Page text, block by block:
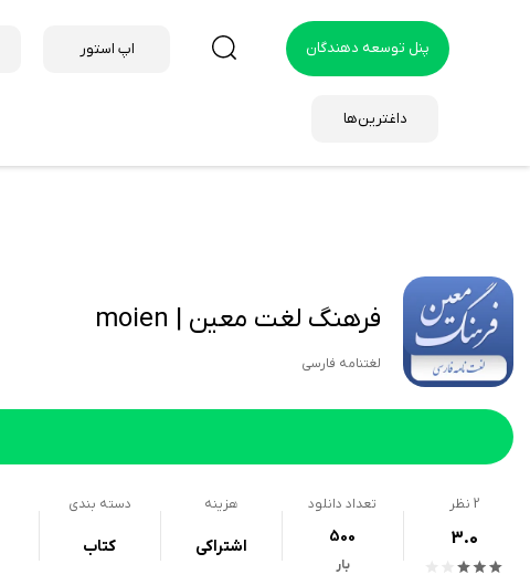
پنل توسعه دهندگان اپ استور
داغترین‌ها
فرهنگ لغت معین | moien
لغتنامه فارسی
2 نظر
3.0
تعداد دانلود
500
بار
هزینه
اشتراکی
دسته بندی
کتاب